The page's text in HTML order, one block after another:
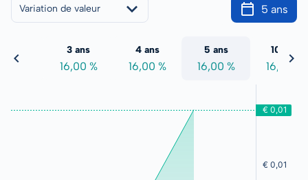
Variation de valeur 5 ans
%
3 ans
16,00 %
4 ans
16,00 %
5 ans
16,00 %
10 ans
16,00 %